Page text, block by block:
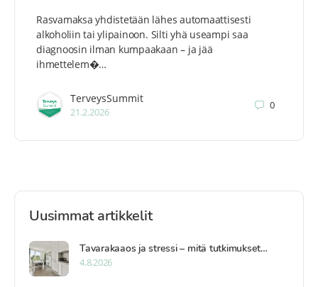
Rasvamaksa yhdistetään lähes automaattisesti
alkoholiin tai ylipainoon. Silti yhä useampi saa
diagnoosin ilman kumpaakaan – ja jää
ihmettelem�…
TerveysSummit
21.2.2026
0
Uusimmat artikkelit
Tavarakaaos ja stressi – mitä tutkimukset…
4.8.2026